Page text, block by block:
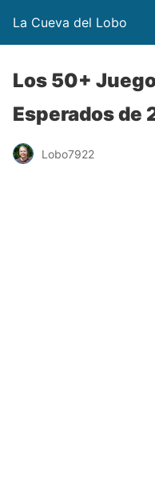
La Cueva del Lobo
Los 50+
Esperados de
Lobo7922